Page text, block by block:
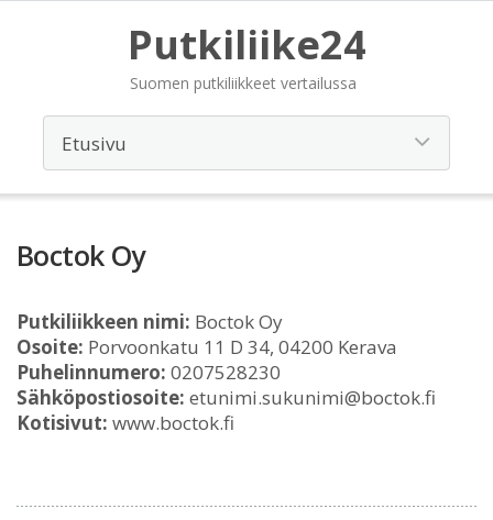
Putkiliike24
Suomen putkiliikkeet vertailussa
Boctok Oy
Putkiliikkeen nimi: Boctok Oy
Osoite: Porvoonkatu 11 D 34, 04200 Kerava
Puhelinnumero: 0207528230
Sähköpostiosoite: etunimi.sukunimi@boctok.fi
Kotisivut: www.boctok.fi